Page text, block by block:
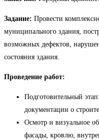
Задание: Провести
муниципального здания,
возможных дефектов,
состояния здания.
Проведение работ:
Подготовительный
документации о
Осмотр и визуальное
фасады, кровлю,